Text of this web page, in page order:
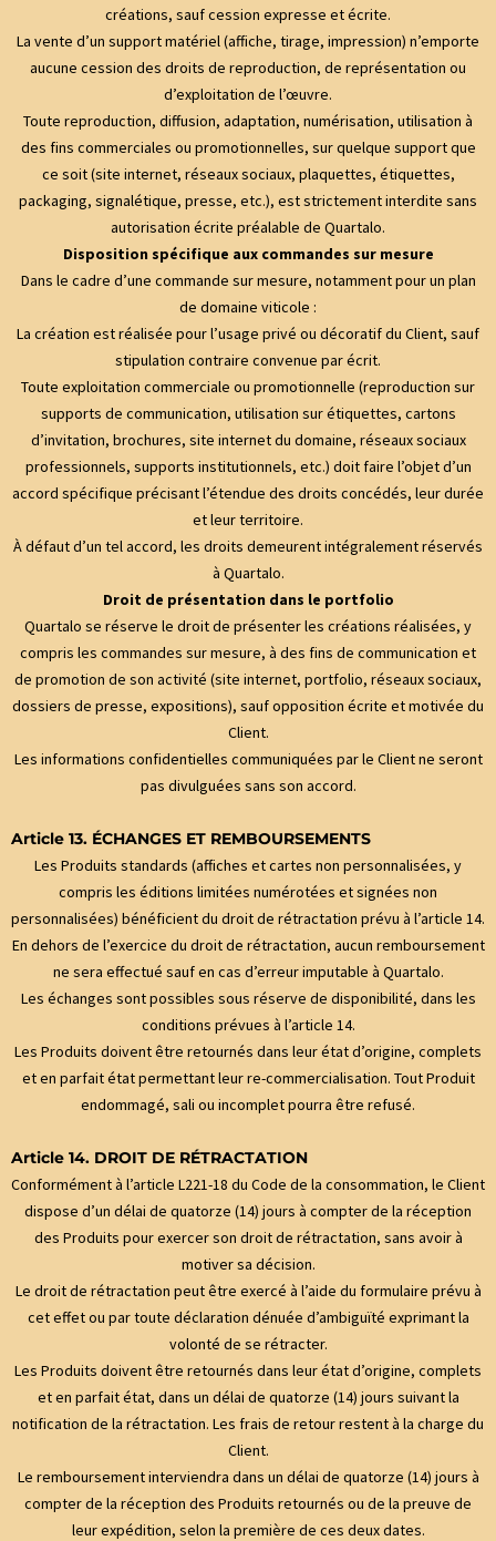
créations, sauf cession expresse et écrite.
La vente d’un support matériel (affiche, tirage, impression) n’emporte
aucune cession des droits de reproduction, de représentation ou
d’exploitation de l’œuvre.
Toute reproduction, diffusion, adaptation, numérisation, utilisation à
des fins commerciales ou promotionnelles, sur quelque support que
ce soit (site internet, réseaux sociaux, plaquettes, étiquettes,
packaging, signalétique, presse, etc.), est strictement interdite sans
autorisation écrite préalable de Quartalo.
Disposition spécifique aux commandes sur mesure
Dans le cadre d’une commande sur mesure, notamment pour un plan
de domaine viticole :
La création est réalisée pour l’usage privé ou décoratif du Client, sauf
stipulation contraire convenue par écrit.
Toute exploitation commerciale ou promotionnelle (reproduction sur
supports de communication, utilisation sur étiquettes, cartons
d’invitation, brochures, site internet du domaine, réseaux sociaux
professionnels, supports institutionnels, etc.) doit faire l’objet d’un
accord spécifique précisant l’étendue des droits concédés, leur durée
et leur territoire.
À défaut d’un tel accord, les droits demeurent intégralement réservés
à Quartalo.
Droit de présentation dans le portfolio
Quartalo se réserve le droit de présenter les créations réalisées, y
compris les commandes sur mesure, à des fins de communication et
de promotion de son activité (site internet, portfolio, réseaux sociaux,
dossiers de presse, expositions), sauf opposition écrite et motivée du
Client.
Les informations confidentielles communiquées par le Client ne seront
pas divulguées sans son accord.
Article 13. ÉCHANGES ET REMBOURSEMENTS
Les Produits standards (affiches et cartes non personnalisées, y
compris les éditions limitées numérotées et signées non
personnalisées) bénéficient du droit de rétractation prévu à l’article 14.
En dehors de l’exercice du droit de rétractation, aucun remboursement
ne sera effectué sauf en cas d’erreur imputable à Quartalo.
Les échanges sont possibles sous réserve de disponibilité, dans les
conditions prévues à l’article 14.
Les Produits doivent être retournés dans leur état d’origine, complets
et en parfait état permettant leur re-commercialisation. Tout Produit
endommagé, sali ou incomplet pourra être refusé.
Article 14. DROIT DE RÉTRACTATION
Conformément à l’article L221-18 du Code de la consommation, le Client
dispose d’un délai de quatorze (14) jours à compter de la réception
des Produits pour exercer son droit de rétractation, sans avoir à
motiver sa décision.
Le droit de rétractation peut être exercé à l’aide du formulaire prévu à
cet effet ou par toute déclaration dénuée d’ambiguïté exprimant la
volonté de se rétracter.
Les Produits doivent être retournés dans leur état d’origine, complets
et en parfait état, dans un délai de quatorze (14) jours suivant la
notification de la rétractation. Les frais de retour restent à la charge du
Client.
Le remboursement interviendra dans un délai de quatorze (14) jours à
compter de la réception des Produits retournés ou de la preuve de
leur expédition, selon la première de ces deux dates.